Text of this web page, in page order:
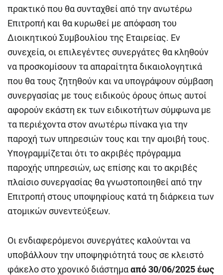
πρακτικό που θα συνταχθεί από την ανωτέρω
Επιτροπή και θα κυρωθεί με απόφαση του
Διοικητικού Συμβουλίου της Εταιρείας. Εν
συνεχεία, οι επιλεγέντες συνεργάτες θα κληθούν
να προσκομίσουν τα απαραίτητα δικαιολογητικά
που θα τους ζητηθούν και να υπογράψουν σύμβαση
συνεργασίας με τους ειδικούς όρους όπως αυτοί
αφορούν εκάστη εκ των ειδικοτήτων σύμφωνα με
τα περιέχοντα στον ανωτέρω πίνακα για την
παροχή των υπηρεσιών τους και την αμοιβή τους.
Υπογραμμίζεται ότι το ακριβές πρόγραμμα
παροχής υπηρεσιών, ως επίσης και το ακριβές
πλαίσιο συνεργασίας θα γνωστοποιηθεί από την
Επιτροπή στους υποψηφίους κατά τη διάρκεια των
ατομικών συνεντεύξεων.
Οι ενδιαφερόμενοι συνεργάτες καλούνται να
υποβάλλουν την υποψηφιότητά τους σε κλειστό
φάκελο στο χρονικό διάστημααπό 30/06/2025 έως